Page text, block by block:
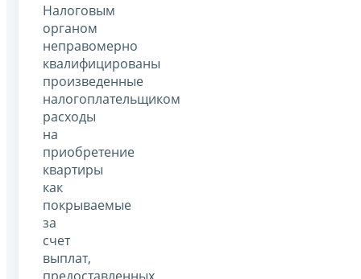
Налоговым
органом
неправомерно
квалифицированы
произведенные
налогоплательщиком
расходы
на
приобретение
квартиры
как
покрываемые
за
счет
выплат,
предоставленных